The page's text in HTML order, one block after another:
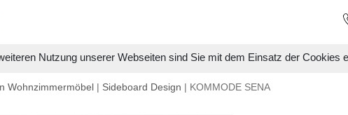
Nutzung unserer Webseiten sind Sie mit dem Einsatz der Cookies
Wohnzimmermöbel | Sideboard Design | KOMMODE SENA